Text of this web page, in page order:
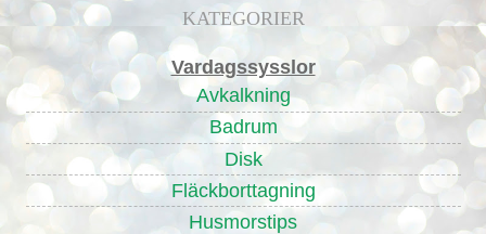
KATEGORIER
Vardagssysslor
Avkalkning
Badrum
Disk
Fläckborttagning
Husmorstips